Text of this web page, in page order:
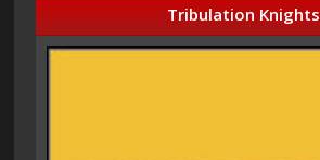
Tribulation Knights